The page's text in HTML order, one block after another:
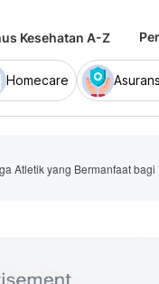
Kesehatan A-Z
Homecare
Atletik yang Bermanfaat bagi